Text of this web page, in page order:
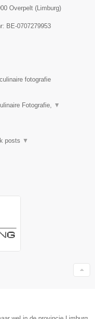
Overpelt ( Limburg)
BE-0707279953
fotografie
Fotografie, ▼
posts ▼